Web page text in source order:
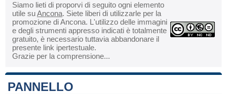
Siamo lieti di proporvi di seguito ogni elemento
utile suAncona. Siete liberi di utilizzarle per la
promozione di Ancona. L'utilizzo delle immagini
e degli strumenti appresso indicati è totalmente
gratuito, è necessario tuttavia abbandonare il
presente link ipertestuale.
Grazie per la comprensione...
PANNELLO